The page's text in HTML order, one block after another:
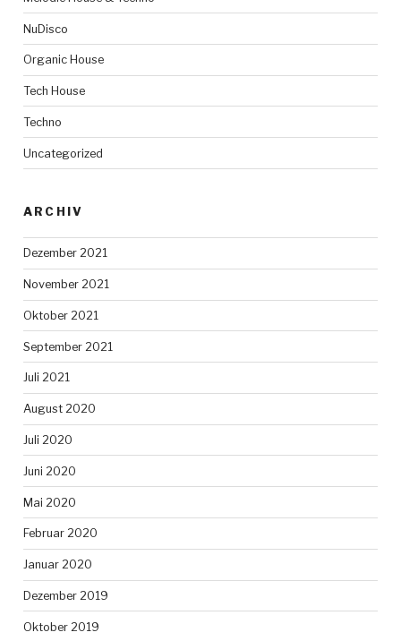
NuDisco
Organic House
Tech House
Techno
Uncategorized
ARCHIV
Dezember 2021
November 2021
Oktober 2021
September 2021
Juli 2021
August 2020
Juli 2020
Juni 2020
Mai 2020
Februar 2020
Januar 2020
Dezember 2019
Oktober 2019